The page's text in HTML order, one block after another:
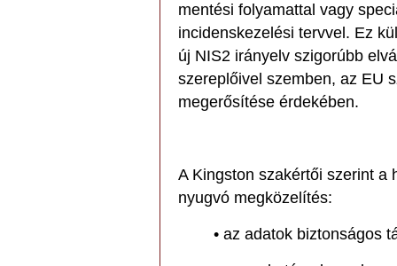
mentési folyamattal vagy
incidenskezelési tervvel. Ez
új NIS2 irányelv szigorúbb
szereplőivel szemben, az EU
megerősítése érdekében.
A Kingston szakértői szerint a
nyugvó megközelítés:
• az adatok biztonságos